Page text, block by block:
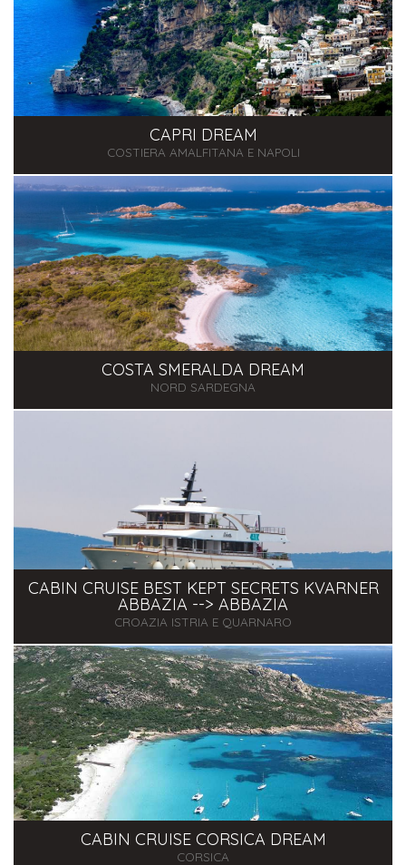
CAPRI DREAM
COSTIERA AMALFITANA E NAPOLI
COSTA SMERALDA DREAM
NORD SARDEGNA
CABIN CRUISE BEST KEPT SECRETS KVARNER
ABBAZIA --> ABBAZIA
CROAZIA ISTRIA E QUARNARO
CABIN CRUISE CORSICA DREAM
CORSICA